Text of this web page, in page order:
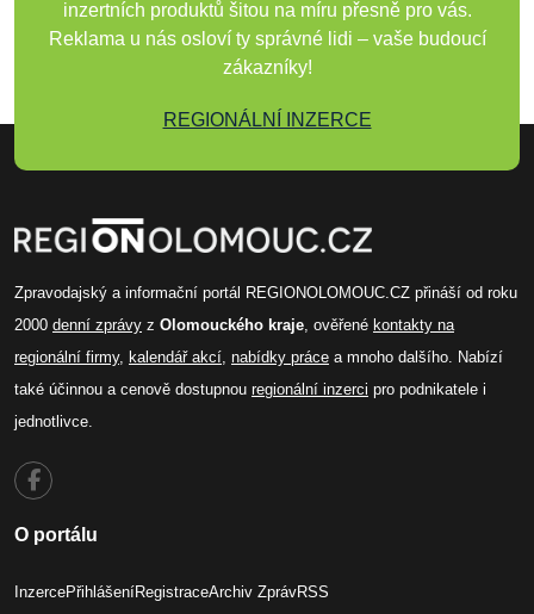
inzertních produktů šitou na míru přesně pro vás.
Reklama u nás osloví ty správné lidi – vaše budoucí
zákazníky!
REGIONÁLNÍ INZERCE
Zpravodajský a informační portál REGIONOLOMOUC.CZ přináší od roku
2000 denní zprávy z Olomouckého kraje , ověřené kontakty na
regionální firmy, kalendář akcí nabídky práce a mnoho dalšího. Nabízí
také účinnou a cenově dostupnou regionální inzerci pro podnikatele i
jednotlivce.
O portálu
InzercePřihlášeníRegistraceArchiv ZprávRSS